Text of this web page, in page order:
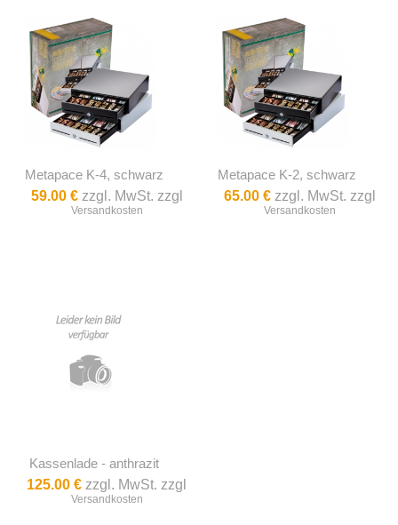
Metapace K-4, schwarz
59.00 €zzgl. MwSt. zzgl
Versandkosten
Metapace K-2, schwarz
65.00 € zzgl. MwSt. zzgl
Versandkosten
Kassenlade - anthrazit
125.00 € zzgl. MwSt. zzgl
Versandkosten